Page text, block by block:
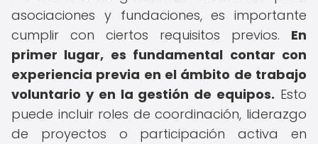
asociaciones y fundaciones, es importante
cumplir con ciertos requisitos previos. En
primer lugar, es fundamental contar con
experiencia previa en el ámbito de trabajo
voluntario y en la gestión de equipos. Esto
puede incluir roles de coordinación, liderazgo
de proyectos o participación activa en